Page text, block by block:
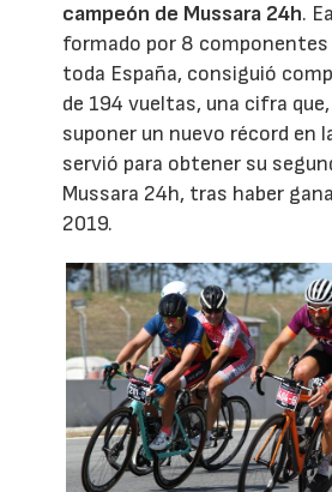
campeón de Mussara 24h.
formado por 8 componentes
toda España, consiguió
de 194 vueltas, una cifra
suponer un nuevo récord en
servió para obtener su
Mussara 24h, tras haber
2019.